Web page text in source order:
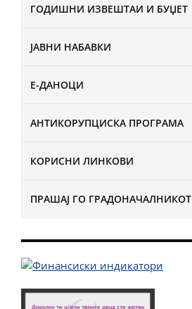
ГОДИШНИ ИЗВЕШТАИ И БУЏЕТ
ЈАВНИ НАБАВКИ
Е-ДАНОЦИ
АНТИКОРУПЦИСКА ПРОГРАМА
КОРИСНИ ЛИНКОВИ
ПРАШАЈ ГО ГРАДОНАЧАЛНИКОТ